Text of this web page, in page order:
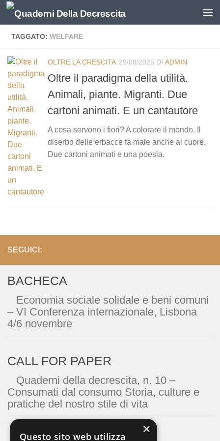
Salta al contenuto
TAGGATO: WELFARE
OLTRE LA CRESCITA 29/08/2025 DI ADMIN
Oltre il paradigma della utilità.
Animali, piante. Migranti. Due
cartoni animati. E un cantautore
A cosa servono i fiori? A colorare il mondo. Il
diserbo delle erbacce fa male anche al cuore.
Due cartoni animati e una poesia.
SEGUICI:
BACHECA
Economia sociale solidale e beni comuni
– VI Conferenza internazionale, Lisbona
4/6 novembre
CALL FOR PAPER
Quaderni della decrescita, n. 10 –
Consumati dal consumo Storia, culture e
pratiche del nostro stile di vita
×
Questo sito web utilizza